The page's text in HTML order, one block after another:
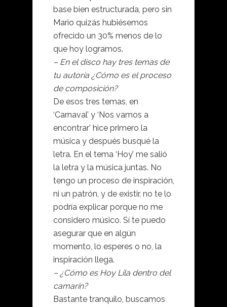
base bien estructurada, pero sin
Mario quizás hubiésemos
ofrecido un 30% menos de lo
que hoy logramos.
– En el disco hay tres temas de
tu autoría ¿Cómo es el proceso
de composición?
De esos tres temas, en
‘Carnaval’ y ‘Nos vamos a
encontrar’ hice primero la
música y después busqué la
letra. En el tema ‘Hoy’ me salió
la letra y la música juntas. No
tengo un proceso de inspiración,
ni un patrón, y de existir, no te lo
podría explicar porque no me
considero músico. Sí te puedo
asegurar que en algún
momento, lo esperes o no, la
inspiración llega.
– ¿Cómo es Hoy Lila dentro del
camarín?
Bastante tranquilo, buscamos